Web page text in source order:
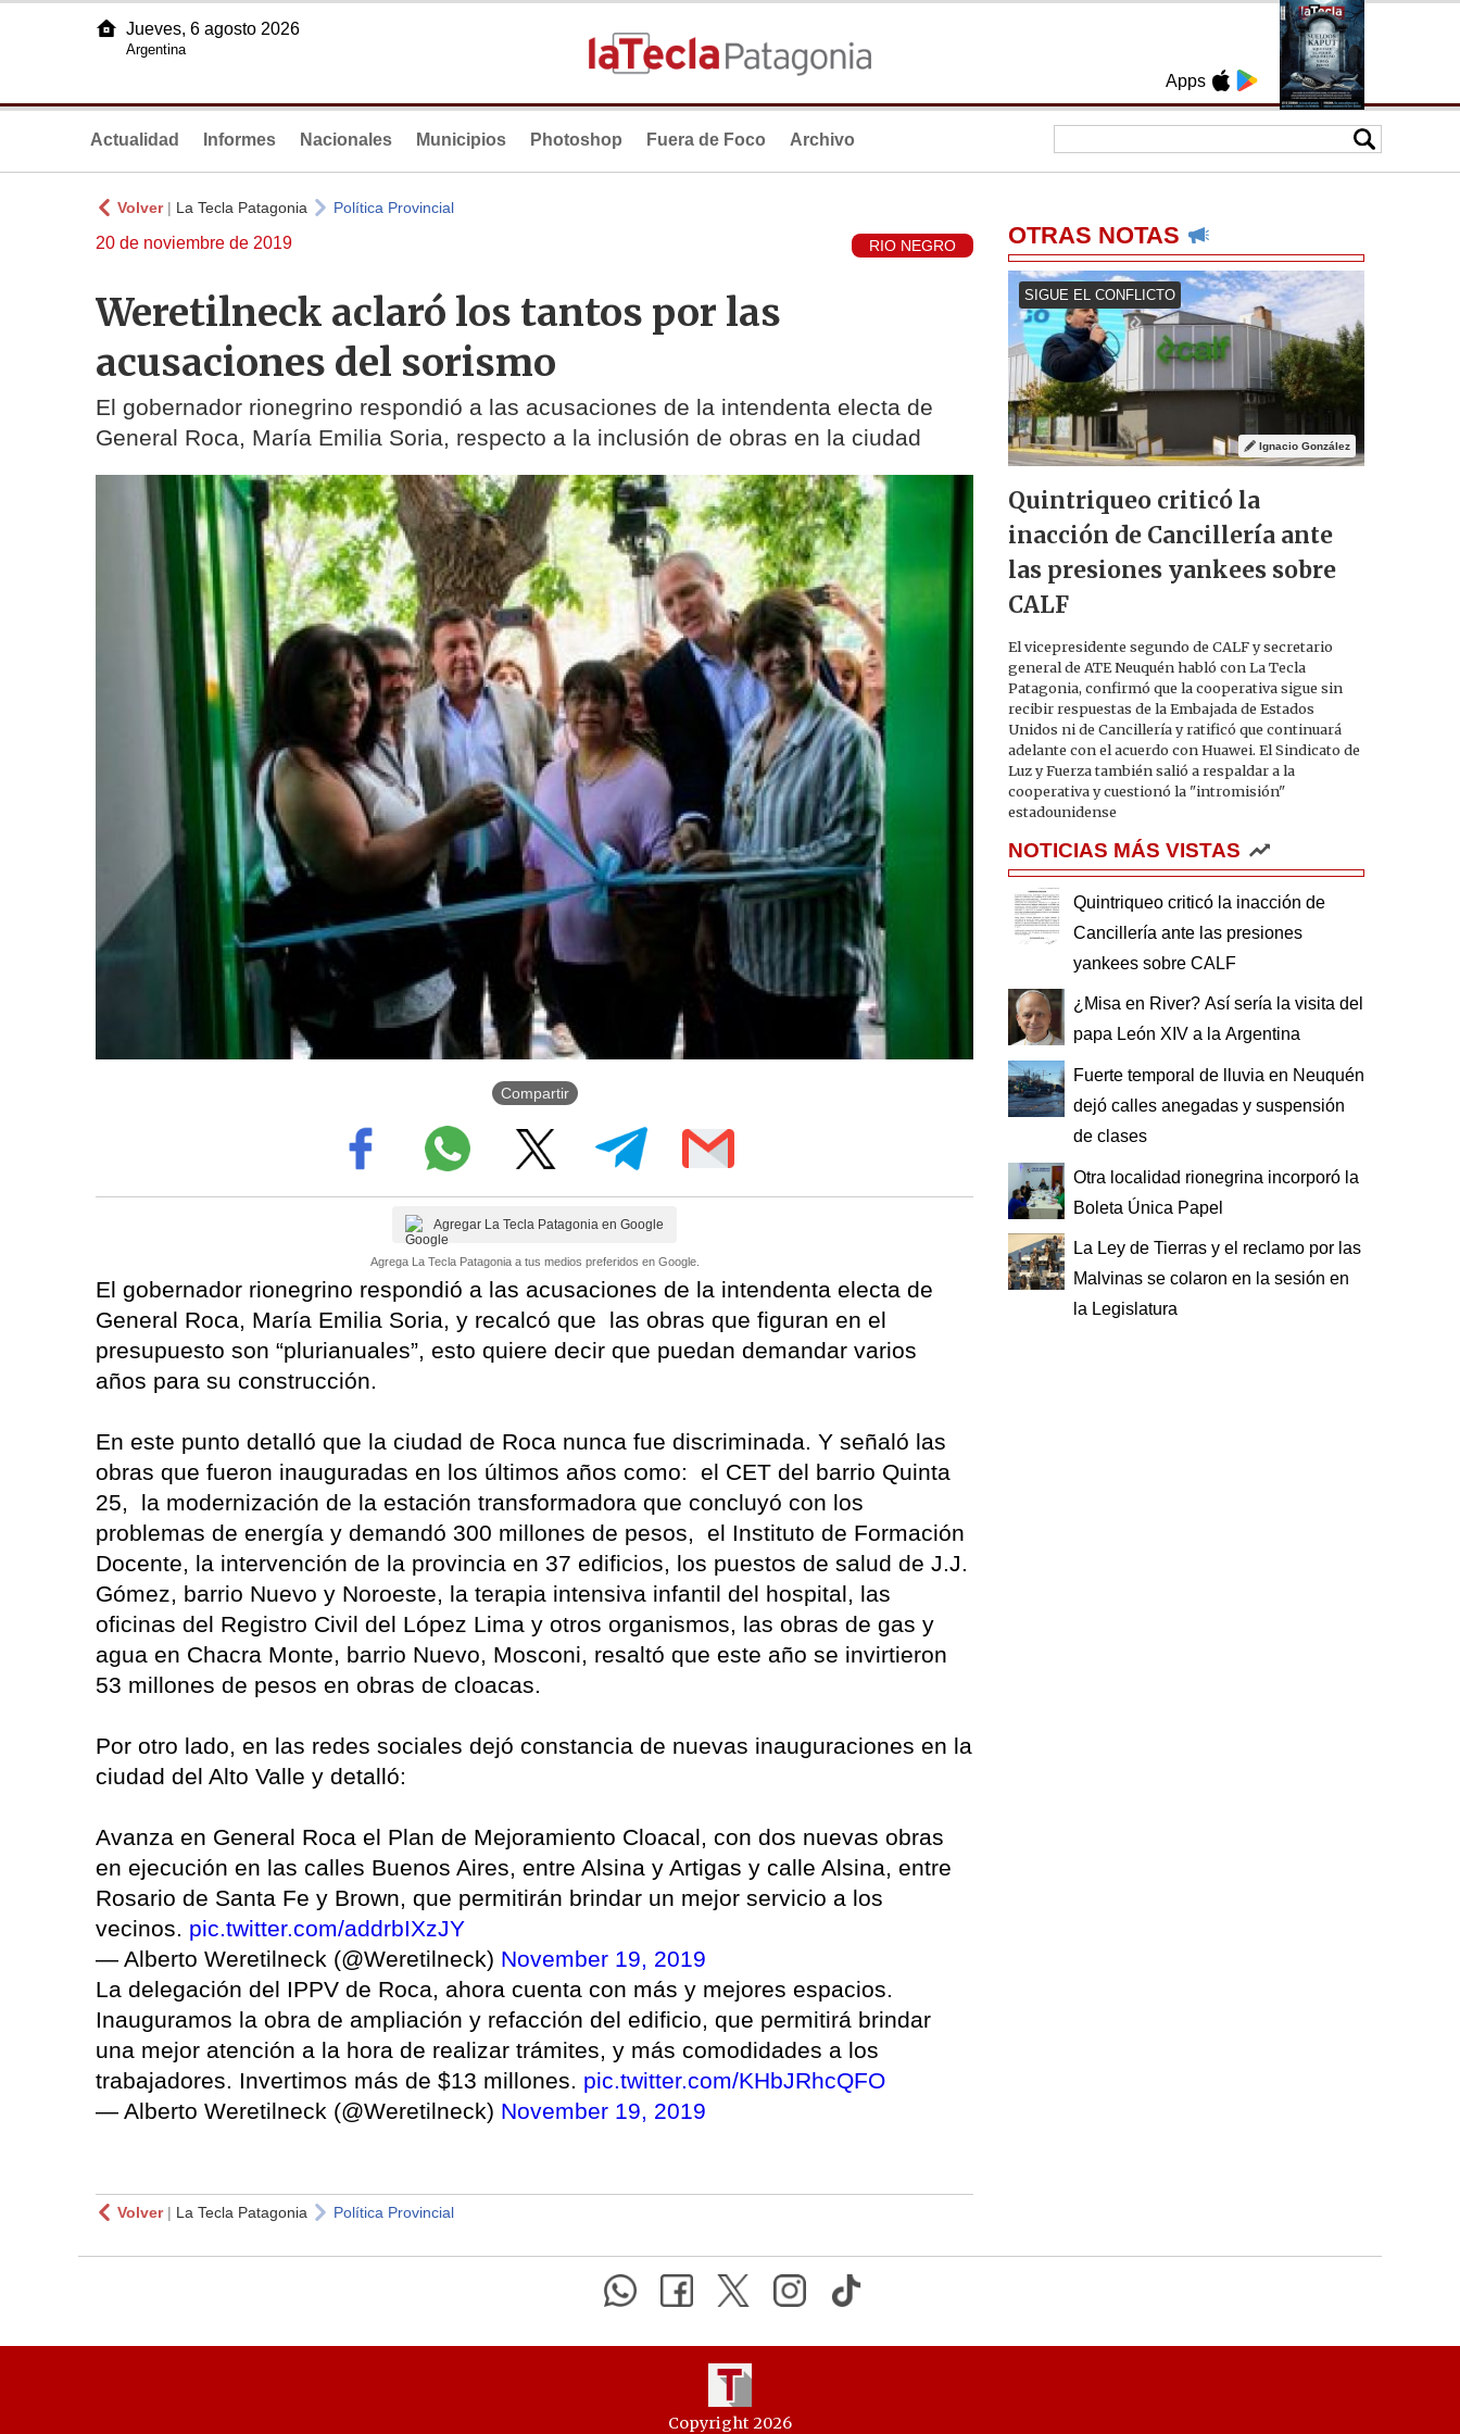
Apps
Jueves, 6 agosto 2026
Argentina
Actualidad Informes Nacionales Municipios Photoshop Fuera de Foco Archivo
Volver| La Tecla Patagonia Política Provincial
20 de noviembre de 2019 RIO NEGRO
Weretilneck aclaró los tantos por las
acusaciones del sorismo
El gobernador rionegrino respondió a las acusaciones de la intendenta electa de
General Roca, María Emilia Soria, respecto a la inclusión de obras en la ciudad
Compartir
Agregar La Tecla Patagonia en Google
Agrega La Tecla Patagonia a tus medios preferidos en Google.
El gobernador rionegrino respondió a las acusaciones de la intendenta electa de
General Roca, María Emilia Soria, y recalcó que las obras que figuran en el
presupuesto son “plurianuales”, esto quiere decir que puedan demandar varios
años para su construcción.
En este punto detalló que la ciudad de Roca nunca fue discriminada. Y señaló las
obras que fueron inauguradas en los últimos años como: el CET del barrio Quinta
25, la modernización de la estación transformadora que concluyó con los
problemas de energía y demandó 300 millones de pesos, el Instituto de Formación
Docente, la intervención de la provincia en 37 edificios, los puestos de salud de J.J.
Gómez, barrio Nuevo y Noroeste, la terapia intensiva infantil del hospital, las
oficinas del Registro Civil del López Lima y otros organismos, las obras de gas y
agua en Chacra Monte, barrio Nuevo, Mosconi, resaltó que este año se invirtieron
53 millones de pesos en obras de cloacas.
Por otro lado, en las redes sociales dejó constancia de nuevas inauguraciones en la
ciudad del Alto Valle y detalló:
Avanza en General Roca el Plan de Mejoramiento Cloacal, con dos nuevas obras
en ejecución en las calles Buenos Aires, entre Alsina y Artigas y calle Alsina, entre
Rosario de Santa Fe y Brown, que permitirán brindar un mejor servicio a los
vecinos. pic.twitter.com/addrbIXzJY
— Alberto Weretilneck (@Weretilneck) November 19, 2019
La delegación del IPPV de Roca, ahora cuenta con más y mejores espacios.
Inauguramos la obra de ampliación y refacción del edificio, que permitirá brindar
una mejor atención a la hora de realizar trámites, y más comodidades a los
trabajadores. Invertimos más de $13 millones. pic.twitter.com/KHbJRhcQFO
— Alberto Weretilneck (@Weretilneck) November 19, 2019
Volver| La Tecla Patagonia Política Provincial
OTRAS NOTAS
SIGUE EL CONFLICTO
Ignacio González
Quintriqueo criticó la
inacción de Cancillería ante
las presiones yankees sobre
CALF
El vicepresidente segundo de CALF y secretario
general de ATE Neuquén habló con La Tecla
Patagonia, confirmó que la cooperativa sigue sin
recibir respuestas de la Embajada de Estados
Unidos ni de Cancillería y ratificó que continuará
adelante con el acuerdo con Huawei. El Sindicato de
Luz y Fuerza también salió a respaldar a la
cooperativa y cuestionó la "intromisión"
estadounidense
NOTICIAS MÁS VISTAS
Quintriqueo criticó la inacción de
Cancillería ante las presiones
yankees sobre CALF
¿Misa en River? Así sería la visita del
papa León XIV a la Argentina
Fuerte temporal de lluvia en Neuquén
dejó calles anegadas y suspensión
de clases
Otra localidad rionegrina incorporó la
Boleta Única Papel
La Ley de Tierras y el reclamo por las
Malvinas se colaron en la sesión en
la Legislatura
Copyright 2026